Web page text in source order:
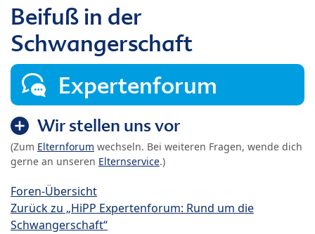
Beifuß in der
Schwangerschaft
Expertenforum
Wir stellen uns vor
(Zum Elternforum wechseln. Bei weiteren Fragen, wende dich
gerne an unseren Elternservice.)
Foren-Übersicht
Zurück zu „HiPP Expertenforum: Rund um die
Schwangerschaft“